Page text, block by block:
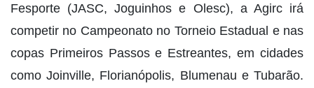
Fesporte (JASC, Joguinhos e Olesc), a Agirc irá
competir no Campeonato no Torneio Estadual e nas
copas Primeiros Passos e Estreantes, em cidades
como Joinville, Florianópolis, Blumenau e Tubarão.